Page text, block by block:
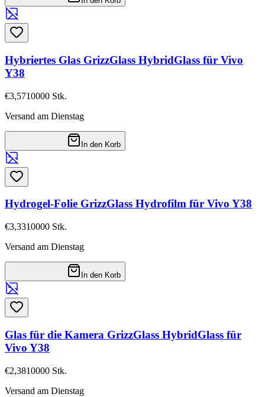
Hybriertes Glas GrizzGlass HybridGlass für Vivo
Y38
€3,5710000 Stk.
Versand am Dienstag
In den Korb
Hydrogel-Folie GrizzGlass Hydrofilm für Vivo Y38
€3,3310000 Stk.
Versand am Dienstag
In den Korb
Glas für die Kamera GrizzGlass HybridGlass für
Vivo Y38
€2,3810000 Stk.
Versand am Dienstag